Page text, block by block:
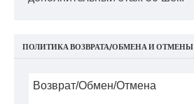
ПОЛИТИКА ВОЗВРАТА/ОБМЕНА И ОТМЕНЫ
Возврат/Обмен/Отмена